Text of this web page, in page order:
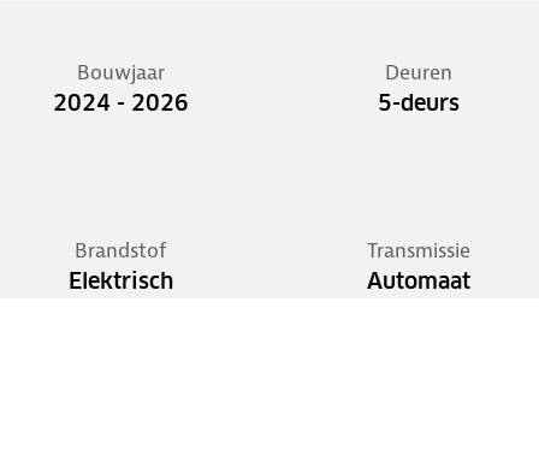
Bouwjaar
2024 - 2026
Deuren
5-deurs
Brandstof
Elektrisch
Transmissie
Automaat